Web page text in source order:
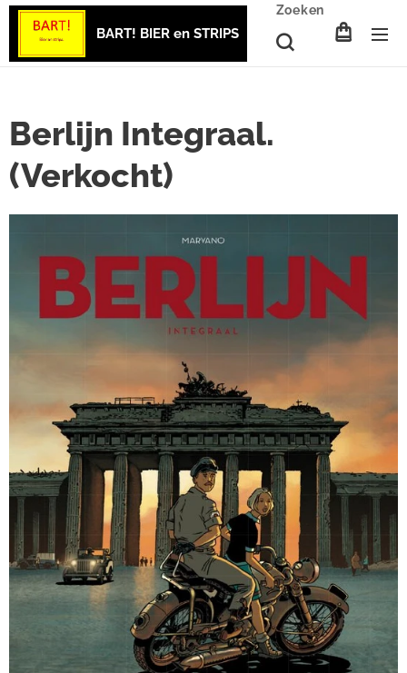
BART! BIER en STRIPS
Zoeken
Berlijn Integraal.
(Verkocht)